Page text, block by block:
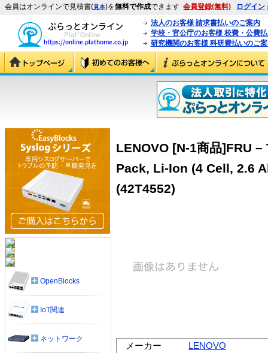
会員はオンラインで見積書(見本)を無料で作成できます 会員登録(無料) ログイン
法人のお客様 請求書払いのご案内
学校・官公庁のお客様 校費・公費
研究機関のお客様 科研費払いのご
LENOVO [N-1商品]FRU
Pack, Li-Ion (4 Cell, 2.6
(42T4552)
メーカー
LENOVO
OpenBlocks
IoT関連
ネットワーク